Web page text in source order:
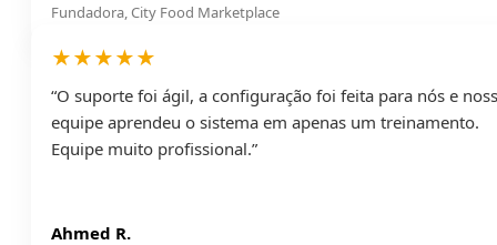
Fundadora, City Food Marketplace
★★★★★
“O suporte foi ágil, a configuração foi feita para nós e
equipe aprendeu o sistema em apenas um treinamento.
Equipe muito profissional.”
Ahmed R.